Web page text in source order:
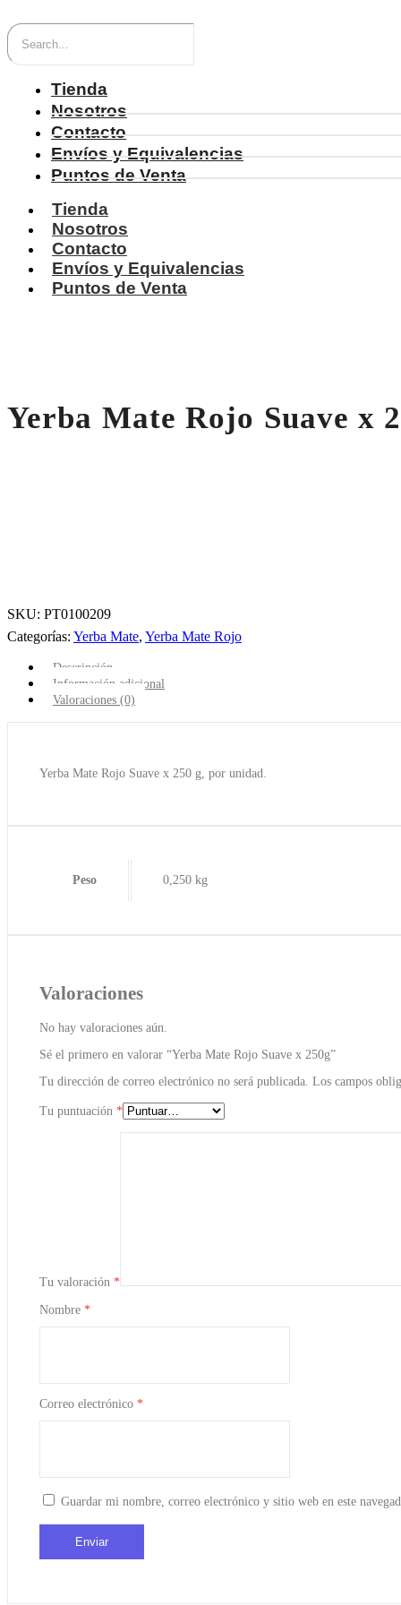
Tienda
Nosotros
Contacto
Envíos y Equivalencias
Puntos de Venta
Tienda
Nosotros
Contacto
Envíos y Equivalencias
Puntos de Venta
Yerba Mate Rojo Suave x
SKU: PT0100209
Categorías: Yerba Mate, Yerba Mate Rojo
Descripción
Información adicional
Valoraciones (0)
Yerba Mate Rojo Suave x 250 g, por unidad.
Peso 0,250 kg
Valoraciones
No hay valoraciones aún.
Sé el primero en valorar “Yerba Mate Rojo Suave x 250g”
Tu dirección de correo electrónico no será publicada. Los campos
Tu puntuación *
Tu valoración *
Nombre *
Correo electrónico *
Guardar mi nombre, correo electrónico y sitio web en este